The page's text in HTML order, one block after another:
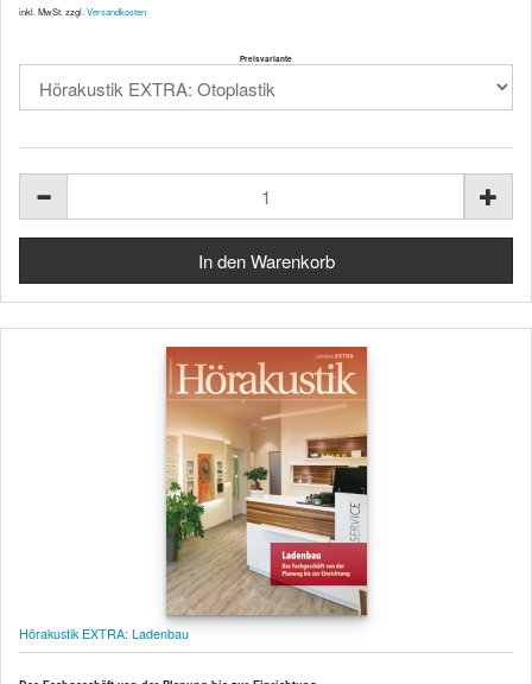
inkl. MwSt. zzgl. Versandkosten
Preisvariante
Hörakustik EXTRA: Ladenbau